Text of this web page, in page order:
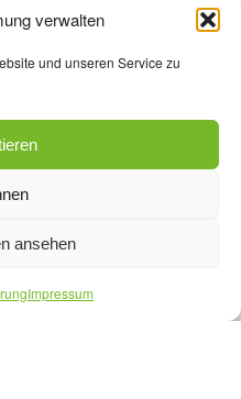
verwalten
und unseren Service zu
ansehen
Impressum
schnell und
Dank!